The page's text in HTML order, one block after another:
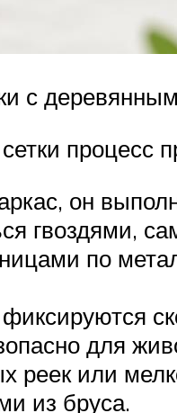
с
процесс
он
гвоздями,
по
для
реек или
из бруса.